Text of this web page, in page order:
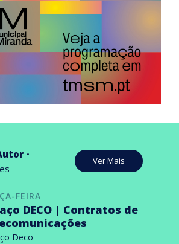
Ver Mais
FEIRA
DECO | Contratos de
Deco